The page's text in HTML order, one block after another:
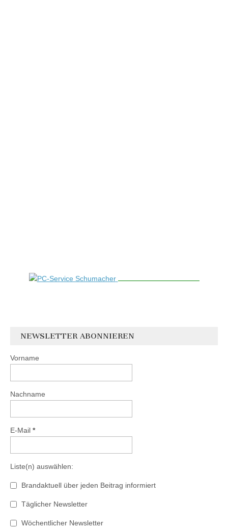
NEWSLETTER ABONNIEREN
Vorname
Nachname
E-Mail *
Liste(n) auswählen:
Brandaktuell über jeden Beitrag informiert
Täglicher Newsletter
Wöchentlicher Newsletter